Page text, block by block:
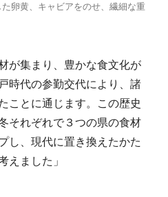
卵黄、キャビアをのせ、繊細な重
が集まり、豊かな食文化が
時代の参勤交代により、諸
ことに通じます。この歴史
それぞれで３つの県の食材
し、現代に置き換えたかた
えました」